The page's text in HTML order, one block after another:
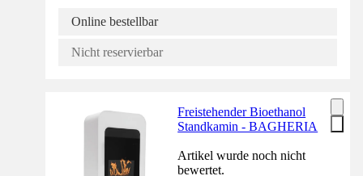
Online bestellbar
Nicht reservierbar
Freistehender Bioethanol
Standkamin - BAGHERIA
Artikel wurde noch nicht
bewertet.